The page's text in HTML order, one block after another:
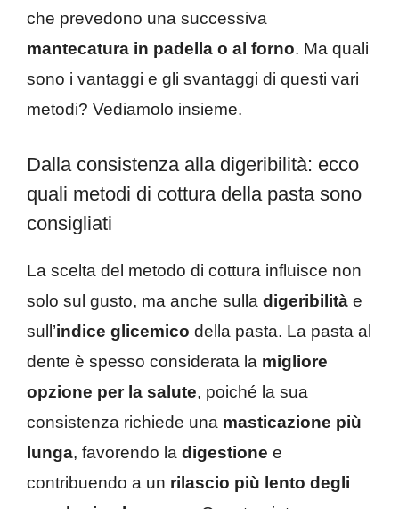
che prevedono una successiva
mantecatura in padella o al forno. Ma quali
sono i vantaggi e gli svantaggi di questi vari
metodi? Vediamolo insieme.
Dalla consistenza alla digeribilità: ecco
quali metodi di cottura della pasta sono
consigliati
La scelta del metodo di cottura influisce non
solo sul gusto, ma anche sulla digeribilità e
sull’indice glicemico della pasta. La pasta al
dente è spesso considerata la migliore
opzione per la salute, poiché la sua
consistenza richiede una masticazione più
lunga, favorendo la digestione e
contribuendo a un rilascio più lento degli